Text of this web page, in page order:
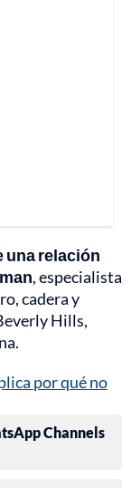
una relación
, especialista
cadera y
Hills,
por qué no
Channels